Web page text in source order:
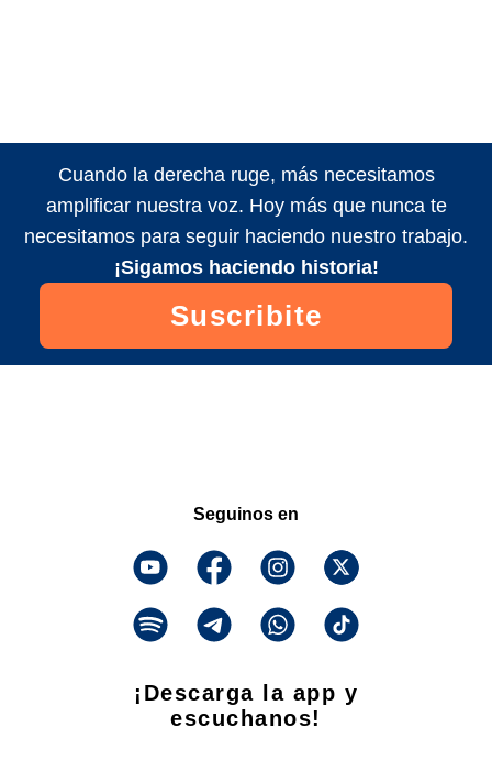
Cuando la derecha ruge, más necesitamos
amplificar nuestra voz. Hoy más que nunca te
necesitamos para seguir haciendo nuestro trabajo.
¡Sigamos haciendo historia!
Suscribite
Seguinos en
¡Descarga la app y
escuchanos!